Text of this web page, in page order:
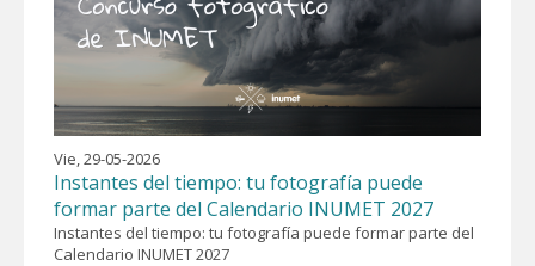
Vie, 29-05-2026
Instantes del tiempo: tu fotografía puede
formar parte del Calendario INUMET 2027
Instantes del tiempo: tu fotografía puede formar parte del
Calendario INUMET 2027